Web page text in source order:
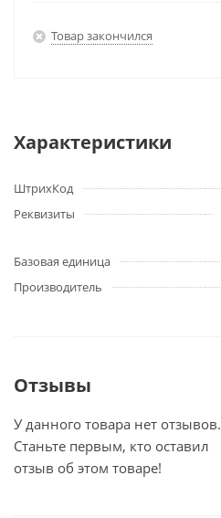
Товар закончился
Характеристики
ШтрихКод
Реквизиты
Базовая единица
Производитель
Отзывы
У данного товара нет отзывов.
Станьте первым, кто оставил
отзыв об этом товаре!